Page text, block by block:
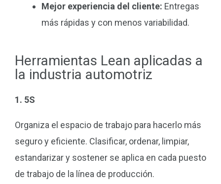
Mejor experiencia del cliente: Entregas
más rápidas y con menos variabilidad.
Herramientas Lean aplicadas a
la industria automotriz
1. 5S
Organiza el espacio de trabajo para hacerlo más
seguro y eficiente. Clasificar, ordenar, limpiar,
estandarizar y sostener se aplica en cada puesto
de trabajo de la línea de producción.